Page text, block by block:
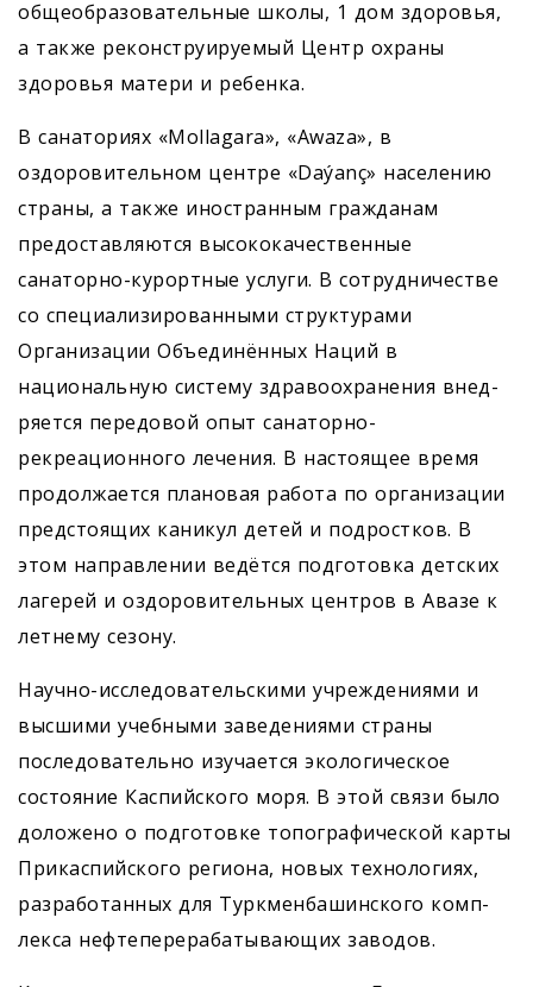
общеобразовательные школы, 1 дом здоровья,
а также реконструируемый Центр охраны
здоровья матери и ребенка.
В санаториях «Mollagara», «Awaza», в
оздоровительном центре «Daýanç» населению
страны, а также иностранным гражданам
предоставляются высококачественные
санаторно-курортные услуги. В сотрудничестве
со специализированными структурами
Организации Объединённых Наций в
национальную систему здравоохранения внед­
ряется передовой опыт санаторно-
рекреационного лечения. В настоящее время
продолжается плановая работа по организации
предстоящих каникул детей и подростков. В
этом направлении ведётся подготовка детских
лагерей и оздоровительных центров в Авазе к
летнему сезону.
Научно-исследовательскими учреждениями и
высшими учебными заведениями страны
последовательно изучается экологическое
состояние Каспийского моря. В этой связи было
доложено о подготовке топографической карты
Прикаспийского региона, новых технологиях,
разработанных для Туркменбашинского комп­
лекса нефтеперерабатывающих заводов.